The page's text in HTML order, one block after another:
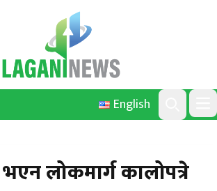
English
Search
लोकमार्ग कालोपत्रे